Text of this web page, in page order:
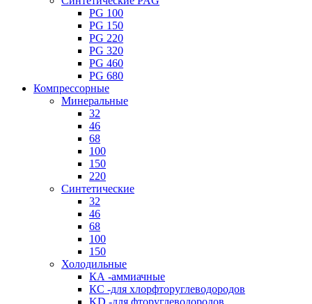
PG 100
PG 150
PG 220
PG 320
PG 460
PG 680
Компрессорные
Минеральные
32
46
68
100
150
220
Синтетические
32
46
68
100
150
Холодильные
КА -аммиачные
КС -для хлорфторуглеводородов
KD -для фторуглеводородов